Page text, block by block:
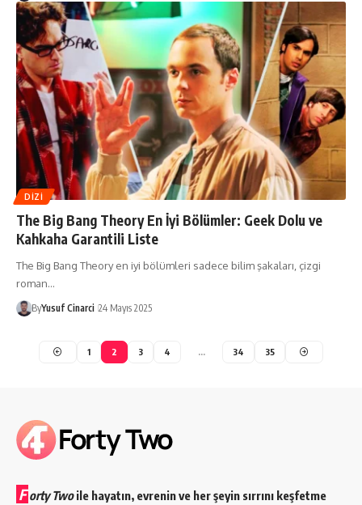
DIZI
The Big Bang Theory En İyi Bölümler: Geek Dolu ve
Kahkaha Garantili Liste
The Big Bang Theory en iyi bölümleri sadece bilim şakaları, çizgi
roman…
ByYusuf Cinarci 24 Mayıs 2025
1 2 3 4 … 34 35
F orty Twoile hayatın, evrenin ve her şeyin sırrını keşfetme